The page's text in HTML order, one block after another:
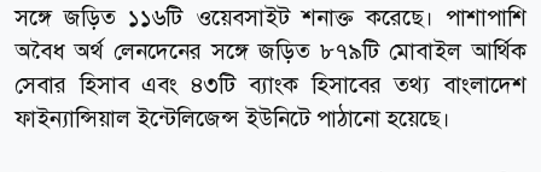
সঙ্গে জড়িত ১১৬টি ওয়েবসাইট শনাক্ত করেছে। পাশাপাশি
অবৈধ অর্থ লেনদেনের সঙ্গে জড়িত ৮৭৯টি মোবাইল আর্থিক
সেবার হিসাব এবং ৪৩টি ব্যাংক হিসাবের তথ্য বাংলাদেশ
ফাইন্যান্সিয়াল ইন্টেলিজেন্স ইউনিটে পাঠানো হয়েছে।